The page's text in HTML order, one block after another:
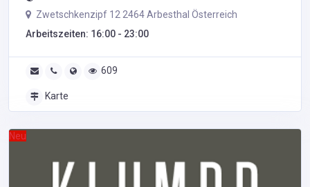
Zwetschkenzipf 12 2464 Arbesthal Österreich
Arbeitszeiten: 16:00 - 23:00
609
Karte
Neu